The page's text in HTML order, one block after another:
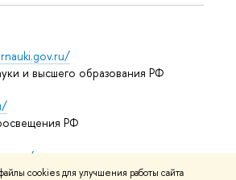
cookies для улучшения работы сайта
и высшего образования РФ
РФ
mooc
онлайн-курсы